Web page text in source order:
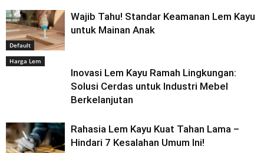
Default
Wajib Tahu! Standar Keamanan Lem Kayu
untuk Mainan Anak
Harga Lem
Inovasi Lem Kayu Ramah Lingkungan:
Solusi Cerdas untuk Industri Mebel
Berkelanjutan
Rahasia Lem Kayu Kuat Tahan Lama –
Hindari 7 Kesalahan Umum Ini!